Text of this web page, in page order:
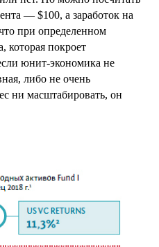
— $100, а заработок на
при определенном
которая покроет
юнит-экономика не
либо не очень
ни масштабировать, он